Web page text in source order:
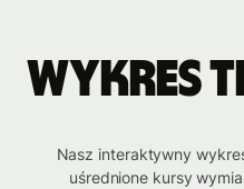
Wykres
Nasz interaktywny
uśrednione kursy